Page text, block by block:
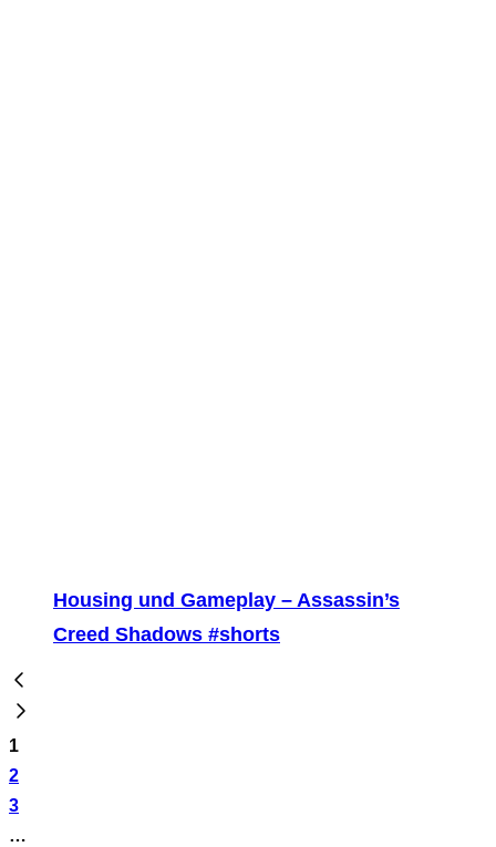
Housing und Gameplay – Assassin’s
Creed Shadows #shorts
1
2
3
…